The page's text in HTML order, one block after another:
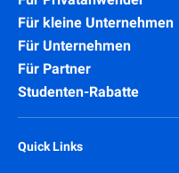
Für kleine Unternehmen
Für Unternehmen
Für Partner
Studenten-Rabatte
Quick Links